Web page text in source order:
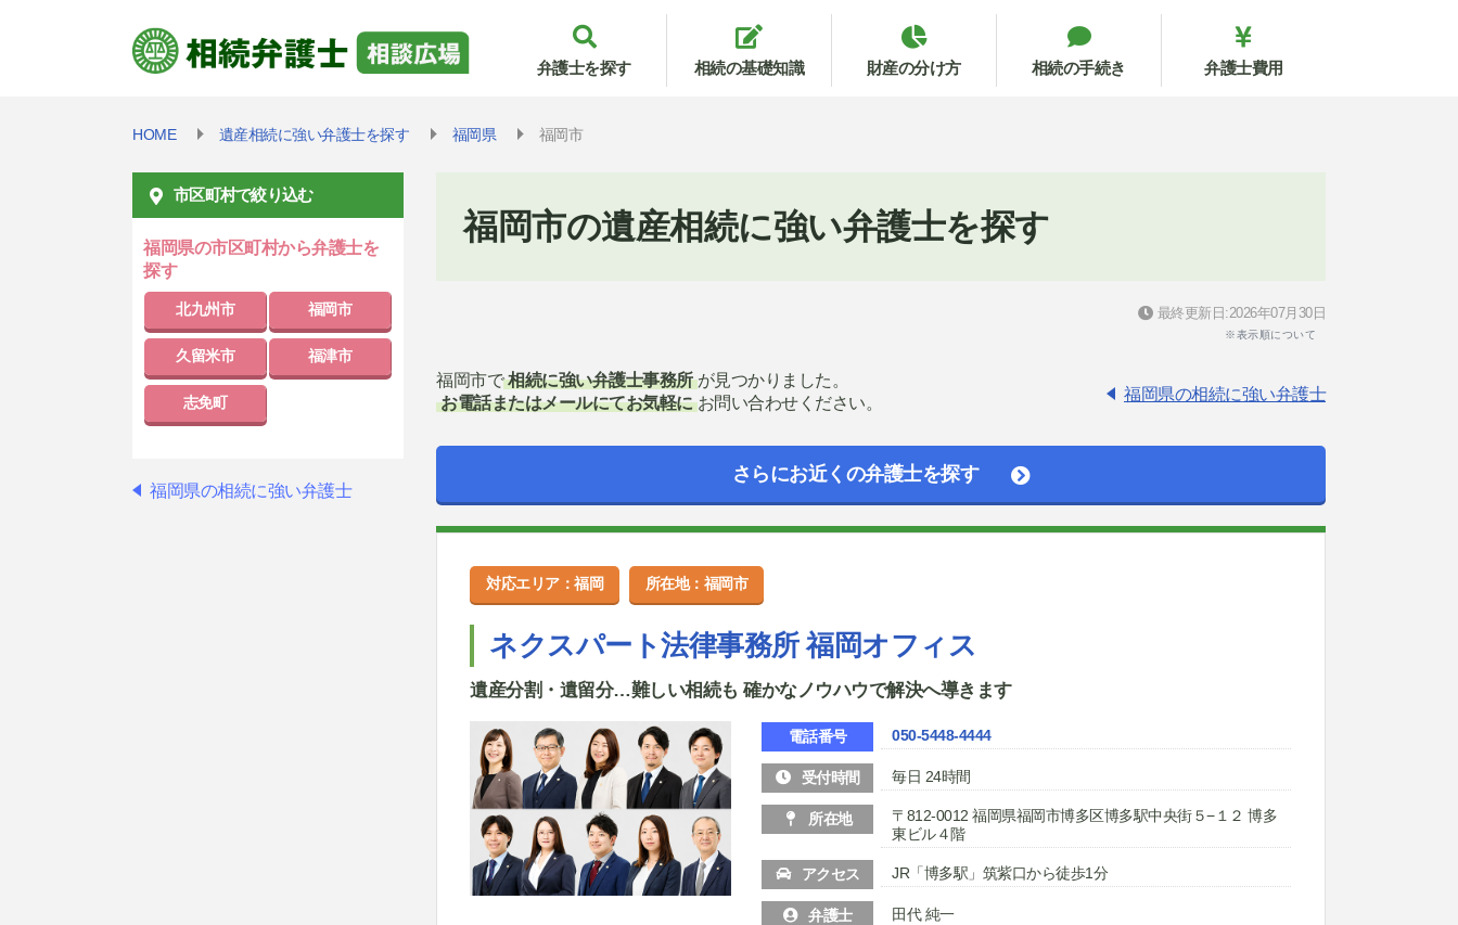
弁護士を探す 相続の基礎知識 財産の分け方 相続の手続き 弁護士費用
HOME 遺産相続に強い弁護士を探す 福岡県 福岡市
福岡市の遺産相続に強い弁護士を探す
最終更新日:2026年07月30日
※表示順について
福岡市で 相続に強い弁護士事務所 が見つかりました。
お電話またはメールにてお気軽に お問い合わせください。 福岡県の相続に強い弁護士
さらにお近くの弁護士を探す
対応エリア：福岡 所在地：福岡市
ネクスパート法律事務所 福岡オフィス
遺産分割・遺留分…難しい相続も 確かなノウハウで解決へ導きます
電話番号 050-5448-4444
受付時間 毎日 24時間
所在地
〒812-0012 福岡県福岡市博多区博多駅中央街５−１２ 博多
東ビル４階
アクセス JR「博多駅」筑紫口から徒歩1分
弁護士 田代 純一
市区町村で絞り込む
福岡県の市区町村から弁護士を
探す
北九州市 福岡市
久留米市 福津市
志免町
福岡県の相続に強い弁護士